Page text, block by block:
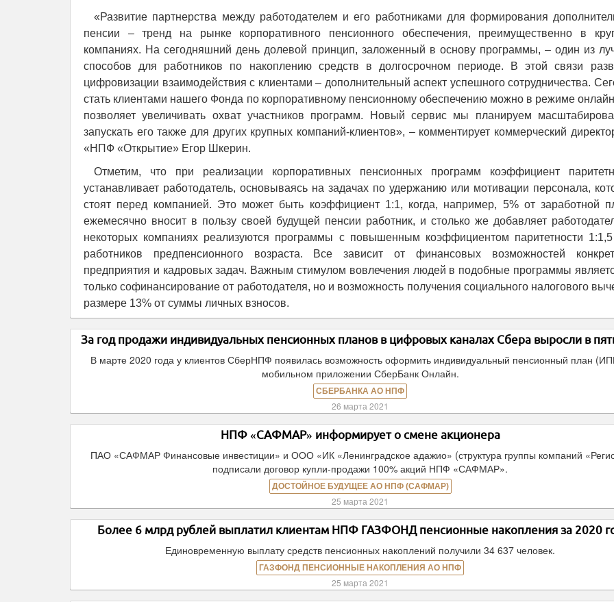
«Развитие партнерства между работодателем и его работниками для формирования
пенсии – тренд на рынке корпоративного пенсионного обеспечения, преимущественно в
компаниях. На сегодняшний день долевой принцип, заложенный в основу программы, – один из
способов для работников по накоплению средств в долгосрочном периоде. В этой связи
цифровизации взаимодействия с клиентами – дополнительный аспект успешного сотрудничества.
стать клиентами нашего Фонда по корпоративному пенсионному обеспечению можно в режиме
позволяет увеличивать охват участников программ. Новый сервис мы планируем
запускать его также для других крупных компаний-клиентов», – комментирует коммерческий
«НПФ «Открытие» Егор Шкерин.
Отметим, что при реализации корпоративных пенсионных программ коэффициент
устанавливает работодатель, основываясь на задачах по удержанию или мотивации персонала,
стоят перед компанией. Это может быть коэффициент 1:1, когда, например, 5% от заработной
ежемесячно вносит в пользу своей будущей пенсии работник, и столько же добавляет
некоторых компаниях реализуются программы с повышенным коэффициентом паритетности
работников предпенсионного возраста. Все зависит от финансовых возможностей
предприятия и кадровых задач. Важным стимулом вовлечения людей в подобные программы
только софинансирование от работодателя, но и возможность получения социального налогового
размере 13% от суммы личных взносов.
За год продажи индивидуальных пенсионных планов в цифровых каналах Сбера выросли в
В марте 2020 года у клиентов СберНПФ появилась возможность оформить индивидуальный пенсионный план
мобильном приложении СберБанк Онлайн.
СБЕРБАНКА АО НПФ
26 марта 2021
НПФ «САФМАР» информирует о смене акционера
ПАО «САФМАР Финансовые инвестиции» и ООО «ИК «Ленинградское адажио» (структура группы компаний
подписали договор купли-продажи 100% акций НПФ «САФМАР».
ДОСТОЙНОЕ БУДУЩЕЕ АО НПФ (САФМАР)
25 марта 2021
Более 6 млрд рублей выплатил клиентам НПФ ГАЗФОНД пенсионные накопления за 2020
Единовременную выплату средств пенсионных накоплений получили 34 637 человек.
ГАЗФОНД ПЕНСИОННЫЕ НАКОПЛЕНИЯ АО НПФ
25 марта 2021